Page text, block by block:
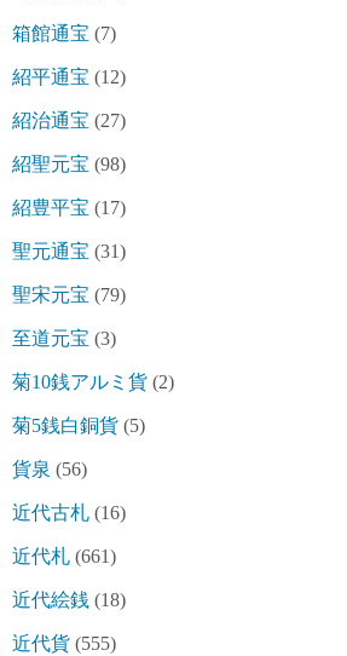
箱館通宝 (7)
紹平通宝 (12)
紹治通宝 (27)
紹聖元宝 (98)
紹豊平宝 (17)
聖元通宝 (31)
聖宋元宝 (79)
至道元宝 (3)
菊10銭アルミ貨 (2)
菊5銭白銅貨 (5)
貨泉 (56)
近代古札 (16)
近代札 (661)
近代絵銭 (18)
近代貨 (555)